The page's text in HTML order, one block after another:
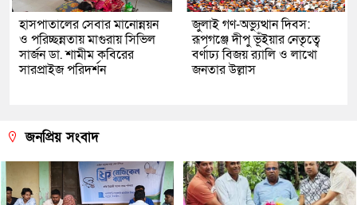
হাসপাতালের সেবার মানোন্নয়ন
ও পরিচ্ছন্নতায় মাগুরায় সিভিল
সার্জন ডা. শামীম কবিরের
সারপ্রাইজ পরিদর্শন
জুলাই গণ-অভ্যুত্থান দিবস:
রূপগঞ্জে দীপু ভূঁইয়ার নেতৃত্বে
বর্ণাঢ্য বিজয় র‌্যালি ও লাখো
জনতার উল্লাস
জনপ্রিয় সংবাদ